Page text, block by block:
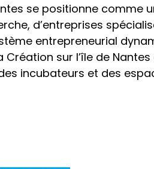
se positionne comme
d’entreprises
entrepreneurial
sur l’île de
incubateurs et des